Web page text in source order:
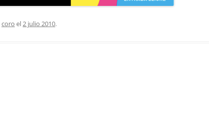
coro el2 julio 2010.